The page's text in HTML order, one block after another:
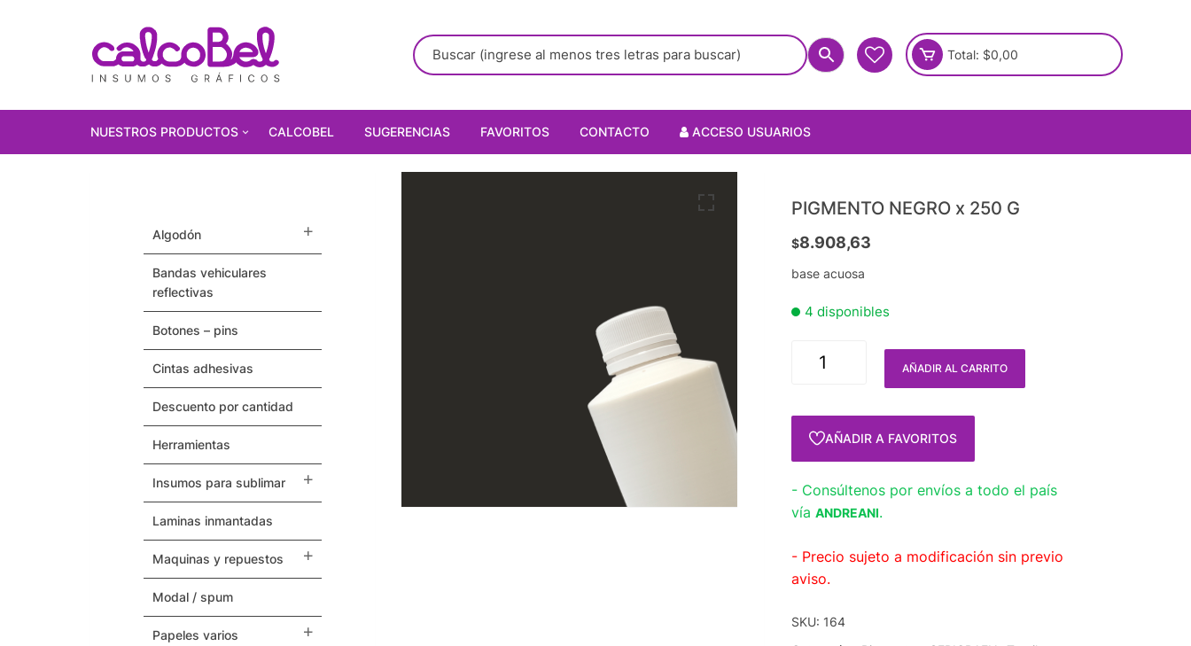
Total: $0,00
NUESTROS PRODUCTOS
Polarizados
Vinilos Autoadhesivos
Pulseras / Precintos Tyvek
Herramientas
Termovinilos
Posicionadores
Cintas Adhesivas
Papeles Varios
CALCOBEL SUGERENCIAS FAVORITOS CONTACTO ACCESO USUARIOS
PIGMENTO NEGRO x 250 G
$8.908,63
base acuosa
4 disponibles
AÑADIR AL CARRITO
AÑADIR A FAVORITOS
- Consúltenos por envíos a todo el país
víaANDREANI.
- Precio sujeto a modificación sin previo
aviso.
SKU: 164
algodón
bandas vehiculares
reflectivas
botones – pins
cintas adhesivas
descuento por cantidad
herramientas
insumos para sublimar
laminas inmantadas
maquinas y repuestos
modal / spum
papeles varios